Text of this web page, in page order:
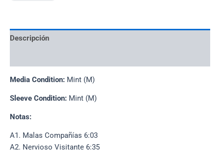
Descripción
Media Condition: Mint (M)
Sleeve Condition: Mint (M)
Notas:
A1. Malas Compañías 6:03
A2. Nervioso Visitante 6:35